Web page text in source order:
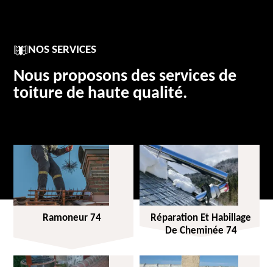
NOS SERVICES
Nous proposons des services de
toiture de haute qualité.
Ramoneur 74
Réparation Et Habillage
De Cheminée 74